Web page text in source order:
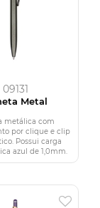
09131
Metal
metálica com
por clique e clip
Possui carga
azul de 1,0mm.